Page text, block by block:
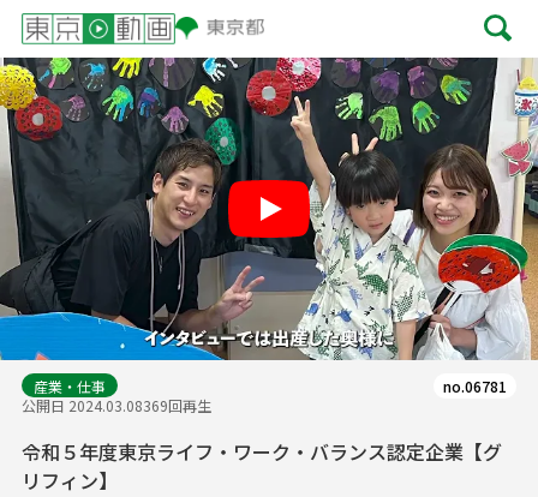
Play
産業・仕事
公開日 2024.03.08369回再生
no.06781
令和５年度東京ライフ・ワーク・バランス認定企業【グ
リフィン】